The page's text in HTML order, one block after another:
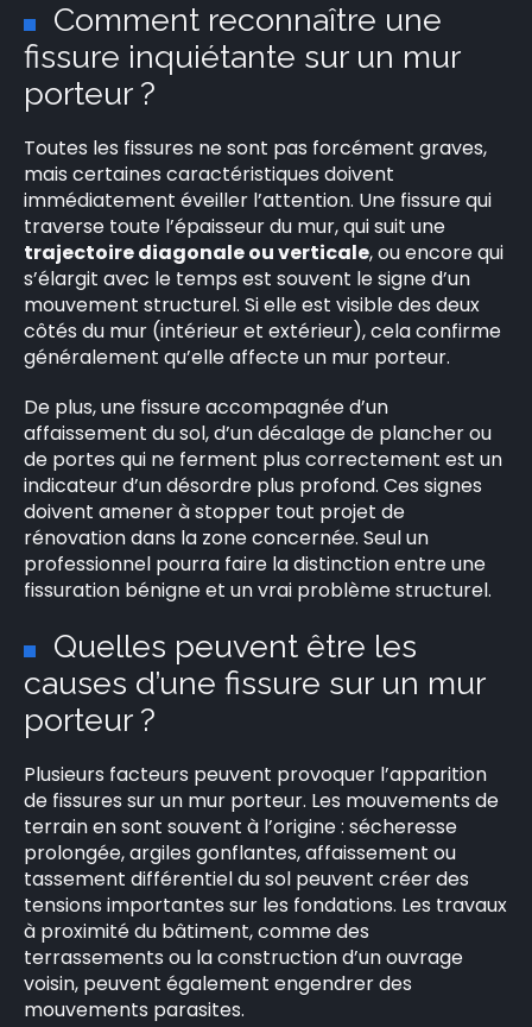
Comment reconnaître une
fissure inquiétante sur un mur
porteur ?
Toutes les fissures ne sont pas forcément graves,
mais certaines caractéristiques doivent
immédiatement éveiller l’attention. Une fissure qui
traverse toute l’épaisseur du mur, qui suit une
trajectoire diagonale ou verticale, ou encore qui
s’élargit avec le temps est souvent le signe d’un
mouvement structurel. Si elle est visible des deux
côtés du mur (intérieur et extérieur), cela confirme
généralement qu’elle affecte un mur porteur.
De plus, une fissure accompagnée d’un
affaissement du sol, d’un décalage de plancher ou
de portes qui ne ferment plus correctement est un
indicateur d’un désordre plus profond. Ces signes
doivent amener à stopper tout projet de
rénovation dans la zone concernée. Seul un
professionnel pourra faire la distinction entre une
fissuration bénigne et un vrai problème structurel.
Quelles peuvent être les
causes d’une fissure sur un mur
porteur ?
Plusieurs facteurs peuvent provoquer l’apparition
de fissures sur un mur porteur. Les mouvements de
terrain en sont souvent à l’origine : sécheresse
prolongée, argiles gonflantes, affaissement ou
tassement différentiel du sol peuvent créer des
tensions importantes sur les fondations. Les travaux
à proximité du bâtiment, comme des
terrassements ou la construction d’un ouvrage
voisin, peuvent également engendrer des
mouvements parasites.